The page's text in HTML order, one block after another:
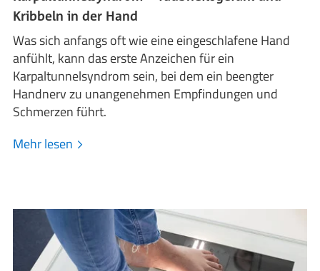
Kribbeln in der Hand
Was sich anfangs oft wie eine eingeschlafene Hand
anfühlt, kann das erste Anzeichen für ein
Karpaltunnelsyndrom sein, bei dem ein beengter
Handnerv zu unangenehmen Empfindungen und
Schmerzen führt.
Mehr lesen